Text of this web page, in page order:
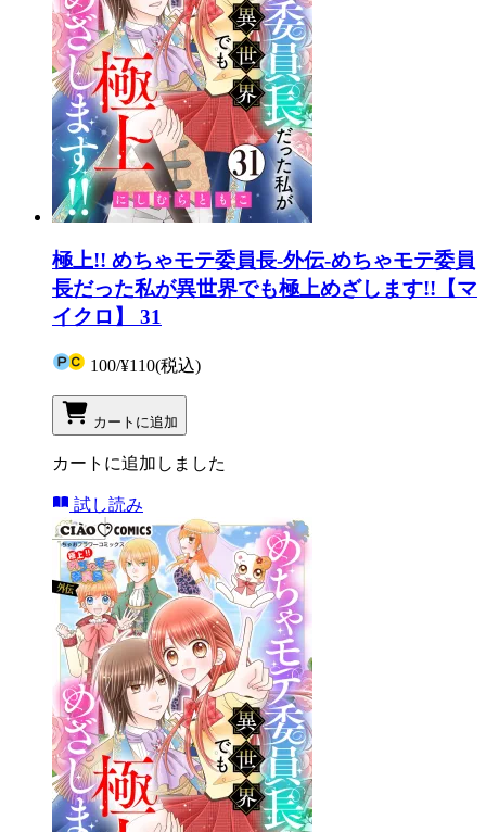
極上!! めちゃモテ委員長-外伝-めちゃモテ委員
長だった私が異世界でも極上めざします!!【マ
イクロ】 31
100/¥110(税込)
カートに追加
カートに追加しました
試し読み